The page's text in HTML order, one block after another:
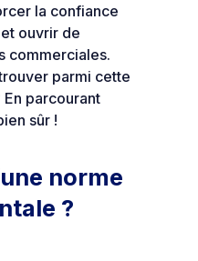
la confiance
ouvrir de
commerciales.
parmi cette
parcourant
sûr !
norme
?